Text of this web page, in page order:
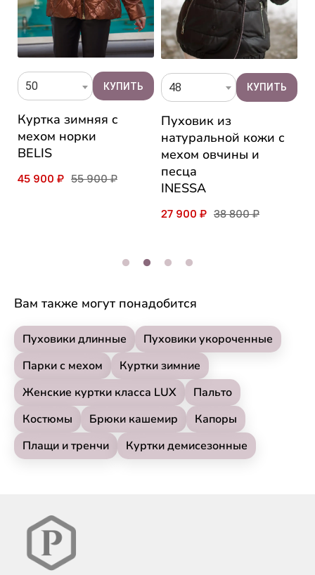
50
Куртка зимняя c
мехом норки
BELIS
45 900 ₽ 55 900 ₽
48
Пуховик из
натуральной кожи с
мехом овчины и
песца
INESSA
27 900 ₽ 38 800 ₽
Вам также могут понадобится
Пуховики длинные
Пуховики укороченные
Парки с мехом
Куртки зимние
Женские куртки класса LUX
Пальто
Костюмы
Брюки кашемир
Капоры
Плащи и тренчи
Куртки демисезонные